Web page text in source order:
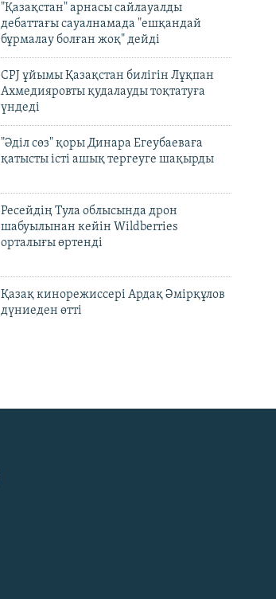
"Қазақстан" арнасы сайлауалды
дебаттағы сауалнамада "ешқандай
бұрмалау болған жоқ" дейді
CPJ ұйымы Қазақстан билігін Лұқпан
Ахмедияровты қудалауды тоқтатуға
үндеді
"Әділ сөз" қоры Динара Егеубаеваға
қатысты істі ашық тергеуге шақырды
Ресейдің Тула облысында дрон
шабуылынан кейін Wildberries
орталығы өртенді
Қазақ кинорежиссері Ардақ Әмірқұлов
дүниеден өтті